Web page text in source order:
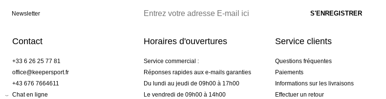
Newsletter
Contact
+33 6 26 25 77 81
office@keepersport.fr
+43 676 7664611
Chat en ligne
Horaires d'ouvertures
Service commercial :
Réponses rapides aux e-mails garanties
Du lundi au jeudi de 09h00 à 17h00
Le vendredi de 09h00 à 14h00
Service clients
Questions fréquentes
Paiements
Informations sur les livraisons
Effectuer un retour